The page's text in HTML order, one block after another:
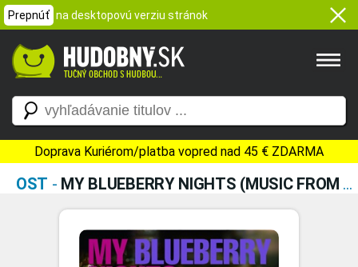
Prepnúť na desktopovú verziu stránok
Doprava Kuriérom/platba vopred nad 45 € ZDARMA
OST - MY BLUEBERRY NIGHTS (MUSIC FROM THE MOTION PICTURE)